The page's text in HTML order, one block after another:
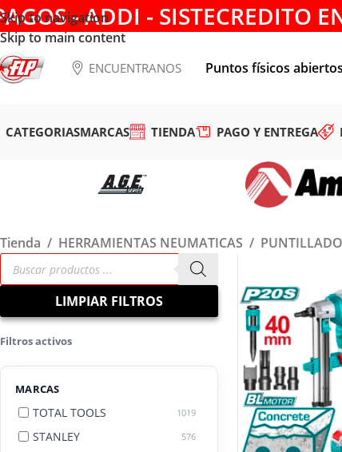
Skip to navigation
Skip to main content
- ADDI - SISTECREDITO
ENCUENTRANOS Puntos físicos
CATEGORIASMARCAS TIENDA PAGO Y ENTREGA
Tienda / HERRAMIENTAS NEUMATICAS /
LIMPIAR FILTROS
Filtros activos
MARCAS
TOTAL TOOLS 1019
STANLEY 576